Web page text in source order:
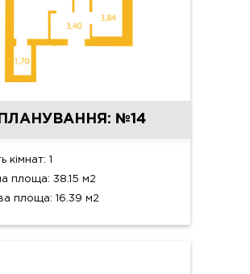
№14
кімнат: 1
площа: 38.15 м2
площа: 16.39 м2